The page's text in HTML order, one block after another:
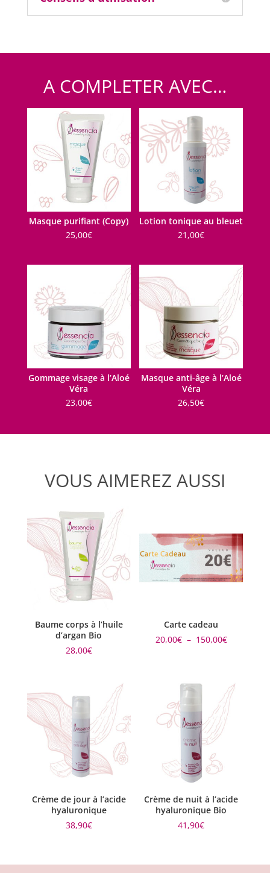
A COMPLETER AVEC…
Masque purifiant (Copy)
25,00€
Lotion tonique au bleuet
21,00€
Gommage visage à l’Aloé
Véra
23,00€
Masque anti-âge à l’Aloé
Véra
26,50€
VOUS AIMEREZ AUSSI
Baume corps à l’huile
d’argan Bio
28,00€
Carte cadeau
20,00€ – 150,00€Plage
150,00€
Crème de jour à l’acide
hyaluronique
38,90€
Crème de nuit à l’acide
hyaluronique Bio
41,90€